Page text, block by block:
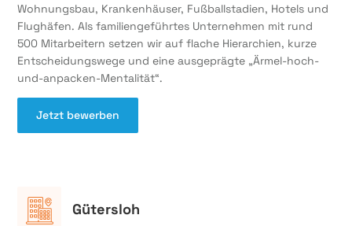
Wohnungsbau, Krankenhäuser, Fußballstadien, Hotels und
Flughäfen. Als familiengeführtes Unternehmen mit rund
500 Mitarbeitern setzen wir auf flache Hierarchien, kurze
Entscheidungswege und eine ausgeprägte „Ärmel-hoch-
und-anpacken-Mentalität“.
Jetzt bewerben
Gütersloh